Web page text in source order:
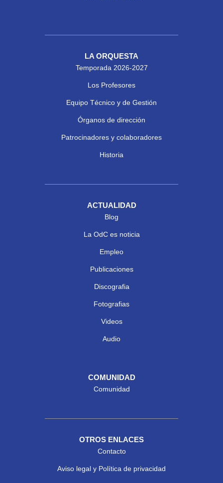
LA ORQUESTA
Temporada 2026-2027
Los Profesores
Equipo Técnico y de Gestión
Órganos de dirección
Patrocinadores y colaboradores
Historia
ACTUALIDAD
Blog
La OdC es noticia
Empleo
Publicaciones
Discografia
Fotografias
Videos
Audio
COMUNIDAD
Comunidad
OTROS ENLACES
Contacto
Aviso legal y Política de privacidad